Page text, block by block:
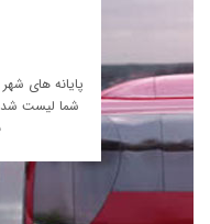
پایانه های
شما لیست